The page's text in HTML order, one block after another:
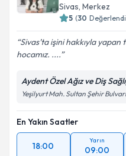
Sivas, Merkez
5 (30
Sivas’ta işini hakkıyla
hocamız. ....
Aydent Özel Ağız ve Diş
Yeşilyurt Mah. Sultan Şehir Bulvarı
En Yakın Saatler
18:00
Yarın
09:00